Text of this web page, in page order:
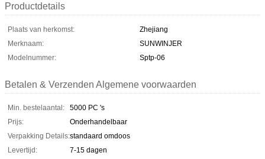
Productdetails
Plaats van herkomst:
Zhejiang
Merknaam:
SUNWINJER
Modelnummer:
Sptp-06
Betalen & Verzenden Algemene voorwaarden
Min. bestelaantal:
5000 PC 's
Prijs:
Onderhandelbaar
Verpakking Details:standaard omdoos
Levertijd:
7-15 dagen